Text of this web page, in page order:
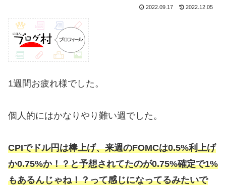
2022.09.17 2022.12.05
1週間お疲れ様でした。
個人的にはかなりやり難い週でした。
CPIでドル円は棒上げ、来週のFOMCは0.5%利上げ
か0.75%か！？と予想されてたのが0.75%確定で1%
もあるんじゃね！？って感じになってるみたいで